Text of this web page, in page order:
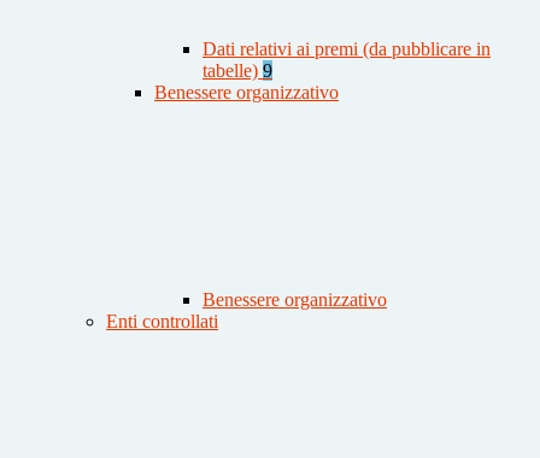
Dati relativi ai premi (da pubblicare in
tabelle) 9
Benessere organizzativo
Benessere organizzativo
Enti controllati